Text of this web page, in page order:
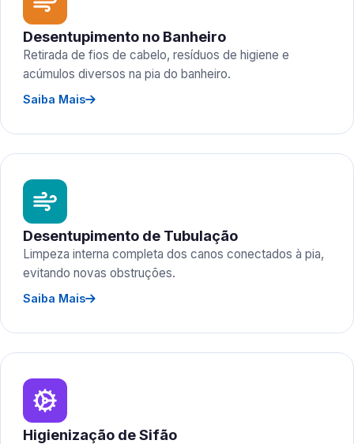
Desentupimento no Banheiro
Retirada de fios de cabelo, resíduos de higiene e
acúmulos diversos na pia do banheiro.
Saiba Mais
Desentupimento de Tubulação
Limpeza interna completa dos canos conectados à pia,
evitando novas obstruções.
Saiba Mais
Higienização de Sifão